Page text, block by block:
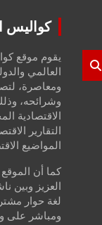
كواليس
يقوم موقع
العالمي
ومعاصرة،
وشرائحه،
الاقتصادية
التقارير
المواضيع
كما أن الموقع
العزيز وبين
لغة حوار
ومباشر على